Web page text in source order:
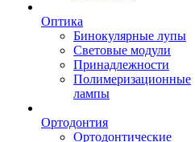
Оптика
Бинокулярные лупы
Световые модули
Принадлежности
Полимеризационные
лампы
Ортодонтия
Ортодонтические